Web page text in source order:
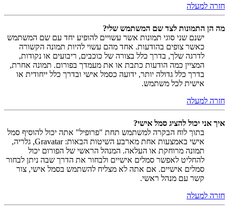
חזרה למעלה
מה הן התמונות לצד שם המשתמש שלי?
ישנם שני סוגי תמונות אשר עשויים להופיע יחד עם שם המשתמש
כאשר צופים בהודעות. אחד מהם עשוי להיות תמונה הקשורה
לדרגה שלך, בדרך כלל בצורה של כוכבים, ריבועים או נקודות,
המציין כמה הודעות כתבת או את מעמדך בפורום. תמונה אחרת,
בדרך כלל גדולה יותר, ידועה כסמל אישי ובדרך כלל ייחודית או
אישית לכל משתמש.
חזרה למעלה
איך אני יכול להציג סמל אישי?
בתוך לוח הבקרה למשתמש תחת "פרופיל" אתה יכול להוסיף סמל
אישי באמצעות אחת מארבע השיטות הבאות: Gravatar, גלריה,
תמונה מרוחקת או העלאה. המנהל הראשי של הפורום יכול
להחליט לאפשר סמלים אישיים ולבחור את הדרך שבה ניתן לבחור
סמלים אישיים. אם אתה לא מצליח להשתמש בסמל אישי, צור
קשר עם מנהל ראשי.
חזרה למעלה